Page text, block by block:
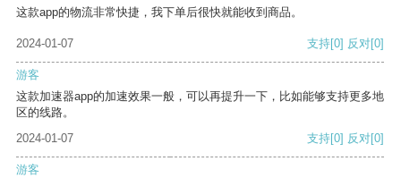
这款app的物流非常快捷，我下单后很快就能收到商品。
2024-01-07 支持[0] 反对[0]
游客
这款加速器app的加速效果一般，可以再提升一下，比如能够支持更多地
区的线路。
2024-01-07
支持[0] 反对[0]
游客